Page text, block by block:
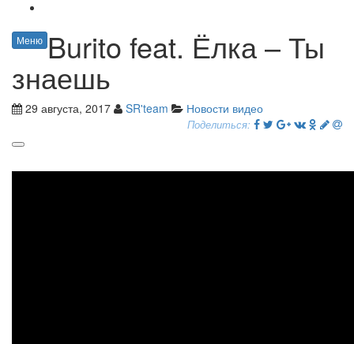
Меню Burito feat. Ёлка – Ты
знаешь
29 августа, 2017 SR'team Новости видео
Поделиться: